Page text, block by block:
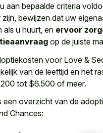
aan bepaalde criteria
zijn, bewijzen dat uw
als u huurt, en ervoor
op de juiste
voor Love &
van de leeftijd en het
tot $6.500 of meer.
een overzicht van de
Chances: